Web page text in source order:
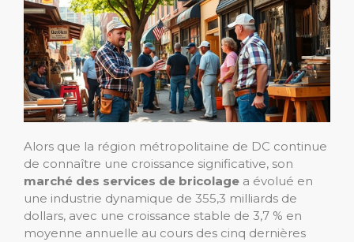
Alors que la région métropolitaine de DC continue
de connaître une croissance significative, son
marché des services de bricolage a évolué en
une industrie dynamique de 355,3 milliards de
dollars, avec une croissance stable de 3,7 % en
moyenne annuelle au cours des cinq dernières